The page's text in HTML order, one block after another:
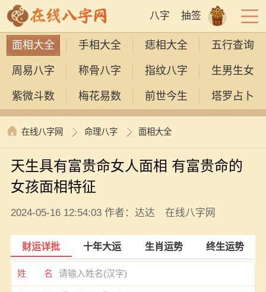
八字 抽签
面相大全 手相大全 痣相大全 五行查询
周易八字 称骨八字 指纹八字 生男生女
紫微斗数 梅花易数 前世今生 塔罗占卜
在线八字网 命理八字 面相大全
天生具有富贵命女人面相 有富贵命的
女孩面相特征
2024-05-16 12:54:03 作者：达达 在线八字网
财运详批 十年大运 生肖运势 终生运势
姓 名